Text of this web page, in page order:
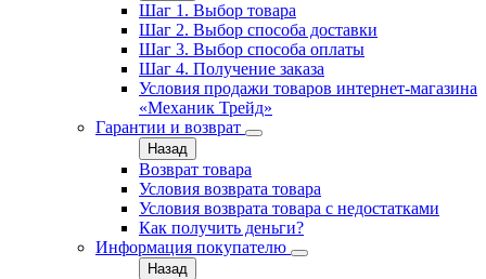
Шаг 1. Выбор товара
Шаг 2. Выбор способа доставки
Шаг 3. Выбор способа оплаты
Шаг 4. Получение заказа
Условия продажи товаров интернет-магазина
«Механик Трейд»
Гарантии и возврат
Назад
Возврат товара
Условия возврата товара
Условия возврата товара с недостатками
Как получить деньги?
Информация покупателю
Назад